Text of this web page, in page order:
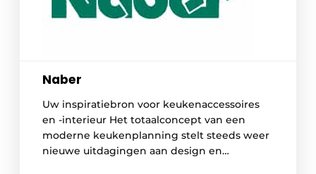
Naber
Uw inspiratiebron voor keukenaccessoires
en -interieur Het totaalconcept van een
moderne keukenplanning stelt steeds weer
nieuwe uitdagingen aan design en